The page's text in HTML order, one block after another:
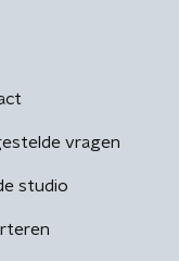
vragen
studio